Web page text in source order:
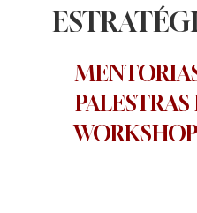
PALESTRAS